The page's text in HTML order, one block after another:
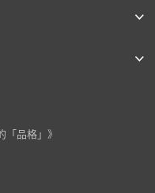
「品格」》